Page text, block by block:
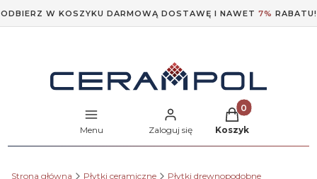
ODBIERZ W KOSZYKU DARMOWĄ DOSTAWĘ I NAWET 7% RABATU!
Menu Zaloguj się
Produkty w
Koszyk
Strona główna Płytki ceramiczne Płytki drewnopodobne